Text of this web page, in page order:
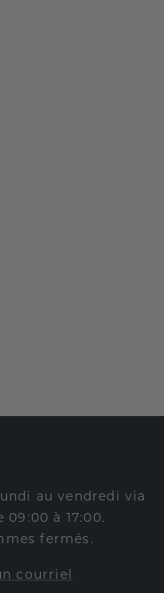
au vendredi via
à 17:00.
fermés.
courriel